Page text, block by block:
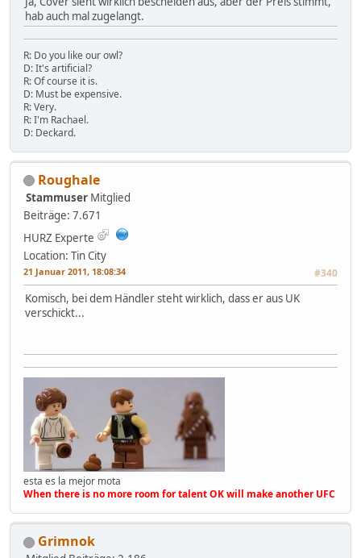
hab auch mal zugelangt.
R: Do you like our owl?
D: It's artificial?
R: Of course it is.
D: Must be expensive.
R: Very.
R: I'm Rachael.
D: Deckard.
Roughale
Stammuser Mitglied
Beiträge: 7.671
HURZ Experte
Location: Tin City
21 Januar 2011, 18:08:34 #340
Komisch, bei dem Händler steht wirklich, dass er aus UK
verschickt...
esta es la mejor mota
When there is no more room for talent OK will make another UFC
Grimnok